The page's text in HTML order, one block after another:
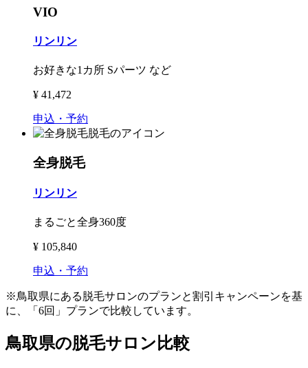
VIO
リンリン
お好きな1カ所 Sパーツ など
¥ 41,472
申込・予約
全身脱毛
リンリン
まるごと全身360度
¥ 105,840
申込・予約
※鳥取県にある脱毛サロンのプランと割引キャンペーンを基
に、「6回」プランで比較しています。
鳥取県の脱毛サロン比較